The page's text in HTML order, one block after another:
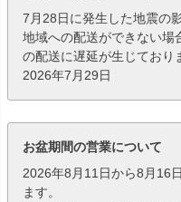
7月28日に発生した地震の
地域への配送ができない場
の配送に遅延が生じており
2026年7月29日
お盆期間の営業について
2026年8月11日から8月16
ます。